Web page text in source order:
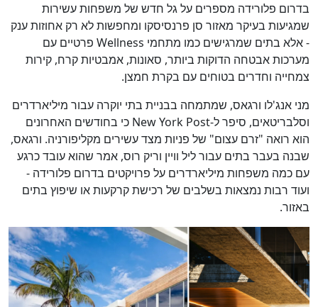
בדרום פלורידה מספרים על גל חדש של משפחות עשירות
שמגיעות בעיקר מאזור סן פרנסיסקו ומחפשות לא רק אחוזות ענק
- אלא בתים שמרגישים כמו מתחמי Wellness פרטיים עם
מערכות אבטחה הדוקות ביותר, סאונות, אמבטיות קרח, קירות
צמחייה וחדרים בטוחים עם בקרת חמצן.
מני אנג'לו ורגאס, שמתמחה בבניית בתי יוקרה עבור מיליארדרים
וסלבריטאים, סיפר ל-New York Post כי בחודשים האחרונים
הוא רואה "זרם עצום" של פניות מצד עשירים מקליפורניה. ורגאס,
שבנה בעבר בתים עבור ליל וויין וריק רוס, אמר שהוא עובד כרגע
עם כמה משפחות מיליארדרים על פרויקטים בדרום פלורידה -
ועוד רבות נמצאות בשלבים של רכישת קרקעות או שיפוץ בתים
באזור.